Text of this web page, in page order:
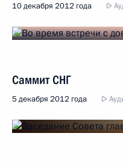
10 декабря 2012 года
Саммит СНГ
5 декабря 2012 года